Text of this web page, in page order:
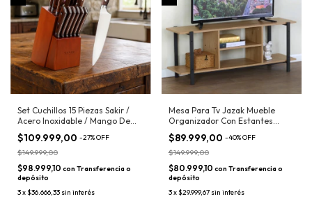
Set Cuchillos 15 Piezas Sakir /
Acero Inoxidable / Mango De
Madera / Cocina Profesional /
Chef Santoku Rebanador Paring
/ Tijera Y Afilador / Calidad
$109.999,00 -27%OFF
$149.999,00
$98.999,10 con Transferencia o
depósito
3x$36.666,33 sin interés
Mesa Para Tv Jazak Mueble
Organizador Con Estantes
Industrial
$89.999,00 -40%OFF
$149.999,00
$80.999,10 con Transferencia o
depósito
3x$29.999,67 sin interés